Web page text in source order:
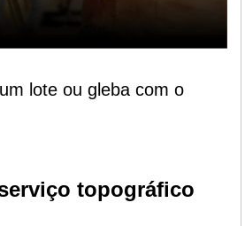
lote ou gleba com o
topográfico